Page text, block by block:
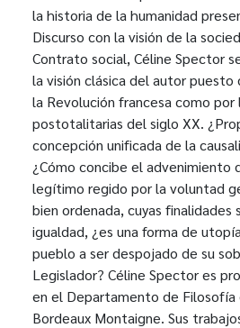
la historia de la humanidad
Discurso con la visión de la
Contrato social, Céline Spector
la visión clásica del autor
la Revolución francesa como por
postotalitarias del siglo XX.
concepción unificada de la
¿Cómo concibe el advenimiento
legítimo regido por la voluntad
bien ordenada, cuyas finalidades
igualdad, ¿es una forma de
pueblo a ser despojado de su
Legislador? Céline Spector es profesora universitaria
en el Departamento de Filosofía
Bordeaux Montaigne. Sus